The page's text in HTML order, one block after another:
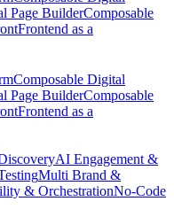
Page BuilderComposable
Frontend as a
Composable Digital
Page BuilderComposable
Frontend as a
AI Engagement &
Multi Brand &
& OrchestrationNo-Code